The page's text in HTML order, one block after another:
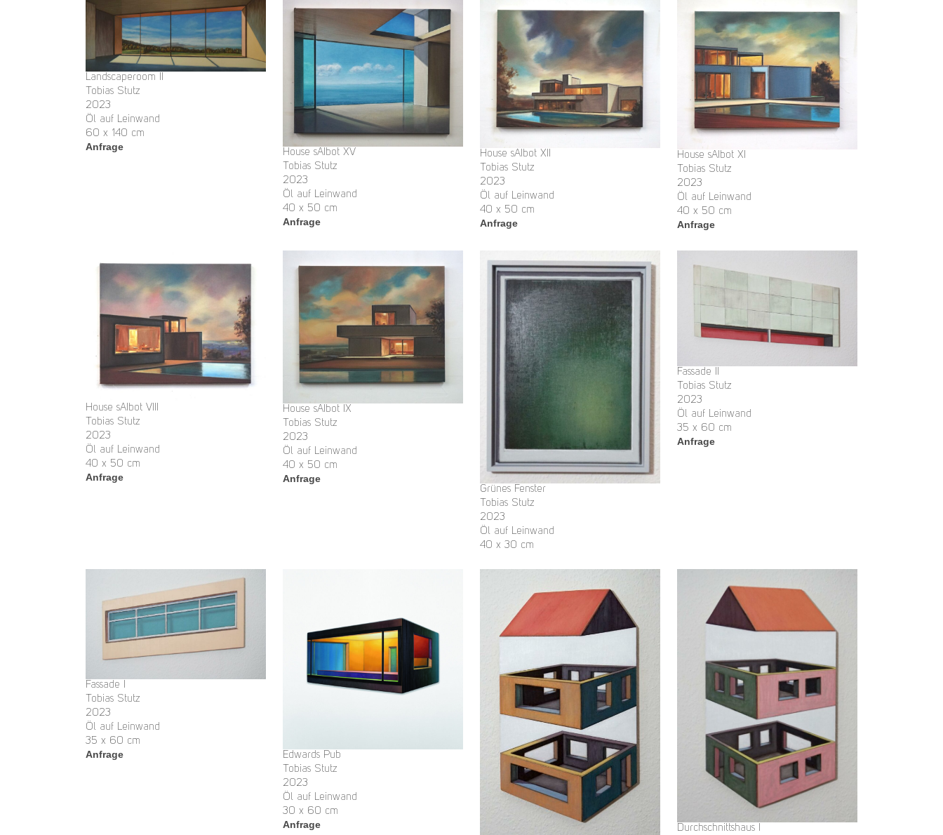
Landscaperoom II
Tobias Stutz
2023
Öl auf Leinwand
60 x 140 cm
Anfrage
House sAIbot XV
Tobias Stutz
2023
Öl auf Leinwand
40 x 50 cm
Anfrage
House sAIbot XII
Tobias Stutz
2023
Öl auf Leinwand
40 x 50 cm
Anfrage
House sAIbot XI
Tobias Stutz
2023
Öl auf Leinwand
40 x 50 cm
Anfrage
House sAIbot VIII
Tobias Stutz
2023
Öl auf Leinwand
40 x 50 cm
Anfrage
House sAIbot IX
Tobias Stutz
2023
Öl auf Leinwand
40 x 50 cm
Anfrage
Grünes Fenster
Tobias Stutz
2023
Öl auf Leinwand
40 x 30 cm
Fassade II
Tobias Stutz
2023
Öl auf Leinwand
35 x 60 cm
Anfrage
Fassade I
Tobias Stutz
2023
Öl auf Leinwand
35 x 60 cm
Anfrage
Edwards Pub
Tobias Stutz
2023
Öl auf Leinwand
30 x 60 cm
Anfrage Durchschnittshaus I